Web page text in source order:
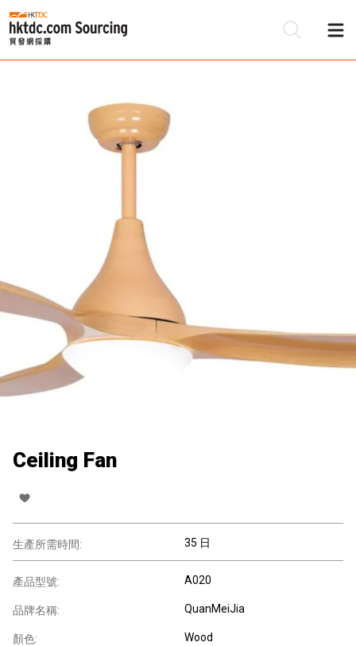
Ceiling Fan
生產所需時間: 35 日
產品型號: A020
品牌名稱: QuanMeiJia
顏色: Wood